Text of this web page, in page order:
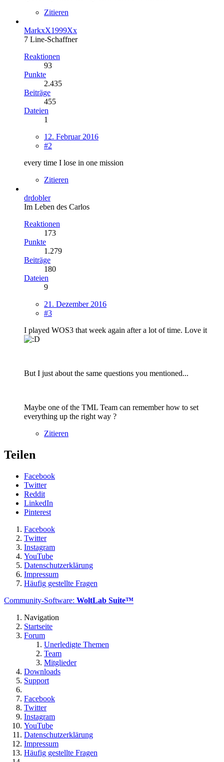
Zitieren
MarkxX1999Xx
7 Line-Schaffner
Reaktionen
93
Punkte
2.435
Beiträge
455
Dateien
1
12. Februar 2016
#2
every time I lose in one mission
Zitieren
drdobler
Im Leben des Carlos
Reaktionen
173
Punkte
1.279
Beiträge
180
Dateien
9
21. Dezember 2016
#3
I played WOS3 that week again after a lot of time. Love it
But I just about the same questions you mentioned...
Maybe one of the TML Team can remember how to set
everything up the right way ?
Zitieren
Teilen
Facebook
Twitter
Reddit
LinkedIn
Pinterest
Facebook
Twitter
Instagram
YouTube
Datenschutzerklärung
Impressum
Häufig gestellte Fragen
Community-Software: WoltLab Suite™
Navigation
Startseite
Forum
Unerledigte Themen
Team
Mitglieder
Downloads
Support
Facebook
Twitter
Instagram
YouTube
Datenschutzerklärung
Impressum
Häufig gestellte Fragen